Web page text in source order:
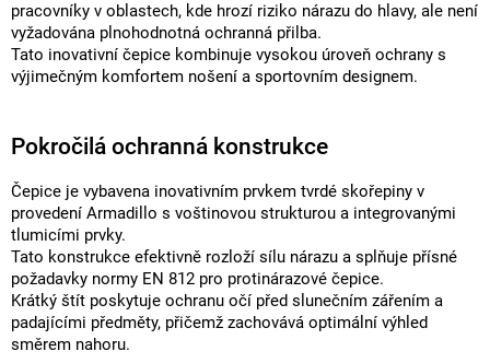
pracovníky v oblastech, kde hrozí riziko nárazu do hlavy, ale není
vyžadována plnohodnotná ochranná přilba.
Tato inovativní čepice kombinuje vysokou úroveň ochrany s
výjimečným komfortem nošení a sportovním designem.
Pokročilá ochranná konstrukce
Čepice je vybavena inovativním prvkem tvrdé skořepiny v
provedení Armadillo s voštinovou strukturou a integrovanými
tlumicími prvky.
Tato konstrukce efektivně rozloží sílu nárazu a splňuje přísné
požadavky normy EN 812 pro protinárazové čepice.
Krátký štít poskytuje ochranu očí před slunečním zářením a
padajícími předměty, přičemž zachovává optimální výhled
směrem nahoru.